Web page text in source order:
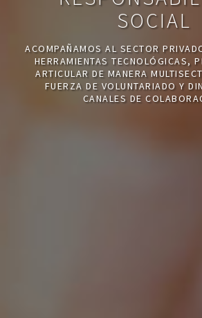
SOCIAL
ACOMPAÑAMOS AL SECTOR
HERRAMIENTAS TECNOLÓGICAS,
ARTICULAR DE MANERA
FUERZA DE VOLUNTARIADO Y
CANALES DE